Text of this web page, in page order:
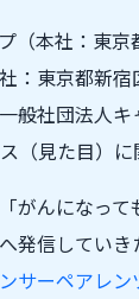
（本社：東
：東京都新
般社団法人
（見た目）
がんになっ
信していき
サーペアレ